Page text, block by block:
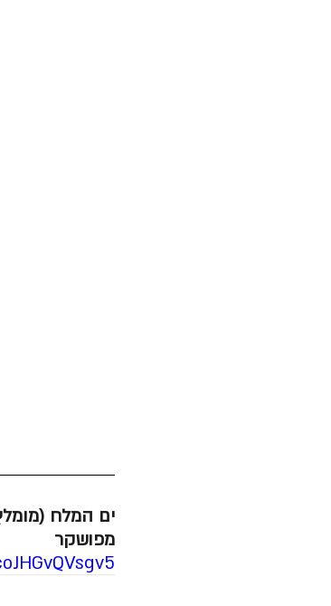
ים המלח
מפושקר